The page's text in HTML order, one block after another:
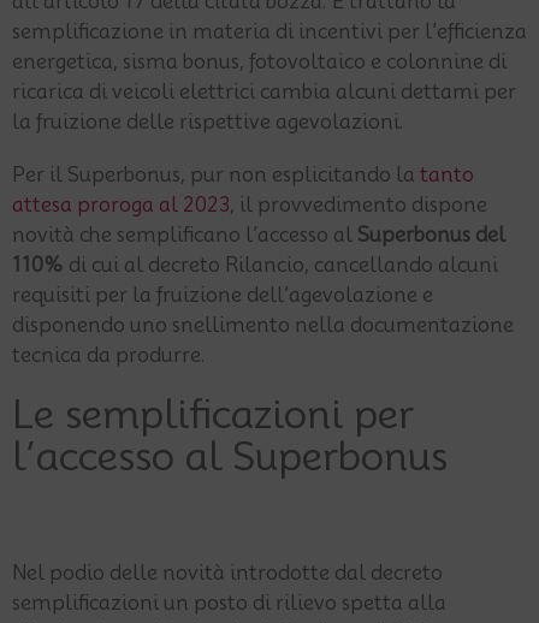
semplificazione in materia di incentivi per l’efficienza
energetica, sisma bonus, fotovoltaico e colonnine di
ricarica di veicoli elettrici cambia alcuni dettami per
la fruizione delle rispettive agevolazioni.
Per il Superbonus, pur non esplicitando la tanto
attesa proroga al 2023, il provvedimento dispone
novità che semplificano l’accesso al Superbonus del
110% di cui al decreto Rilancio, cancellando alcuni
requisiti per la fruizione dell’agevolazione e
disponendo uno snellimento nella documentazione
tecnica da produrre.
Le semplificazioni per
l’accesso al Superbonus
Nel podio delle novità introdotte dal decreto
semplificazioni un posto di rilievo spetta alla